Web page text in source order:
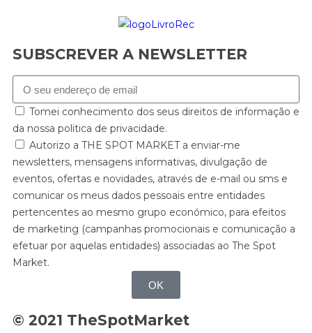
SUBSCREVER A NEWSLETTER
Tomei conhecimento dos seus direitos de informação e
da nossa politica de privacidade.
Autorizo a THE SPOT MARKET a enviar-me
newsletters, mensagens informativas, divulgação de
eventos, ofertas e novidades, através de e-mail ou sms e
comunicar os meus dados pessoais entre entidades
pertencentes ao mesmo grupo económico, para efeitos
de marketing (campanhas promocionais e comunicação a
efetuar por aquelas entidades) associadas ao The Spot
Market.
OK
© 2021 TheSpotMarket